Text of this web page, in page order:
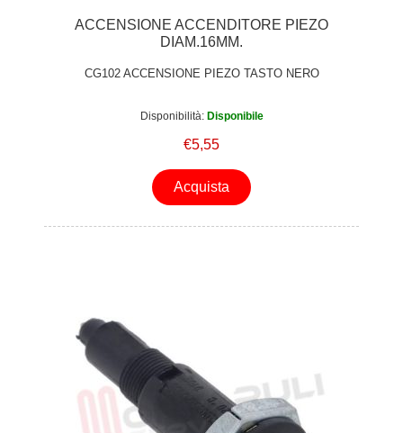
ACCENSIONE ACCENDITORE PIEZO
DIAM.16MM.
CG102 ACCENSIONE PIEZO TASTO NERO
Disponibilità: Disponibile
€5,55
Acquista